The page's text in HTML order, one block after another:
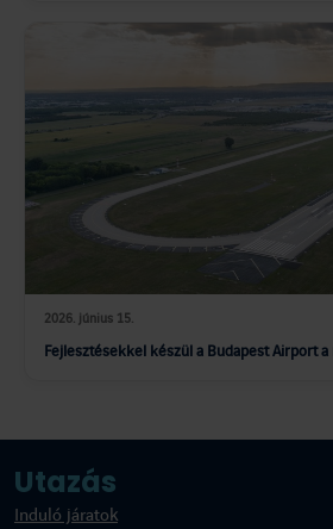
2026. június 15.
Fejlesztésekkel készül a Budapest Airport
Utazás
Induló járatok